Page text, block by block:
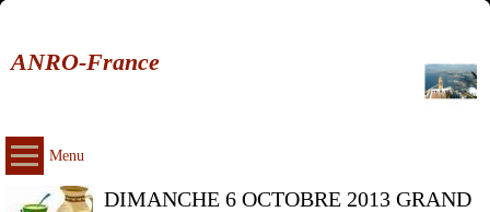
ANRO-France
Menu
DIMANCHE 6 OCTOBRE 2013 GRAND